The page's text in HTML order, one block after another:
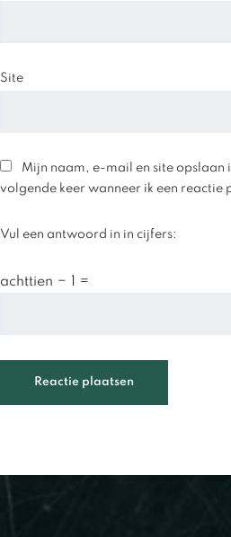
Site
Mijn naam, e-mail en site opslaan
volgende keer wanneer ik een reactie
Vul een antwoord in in cijfers:
achttien − 1 =